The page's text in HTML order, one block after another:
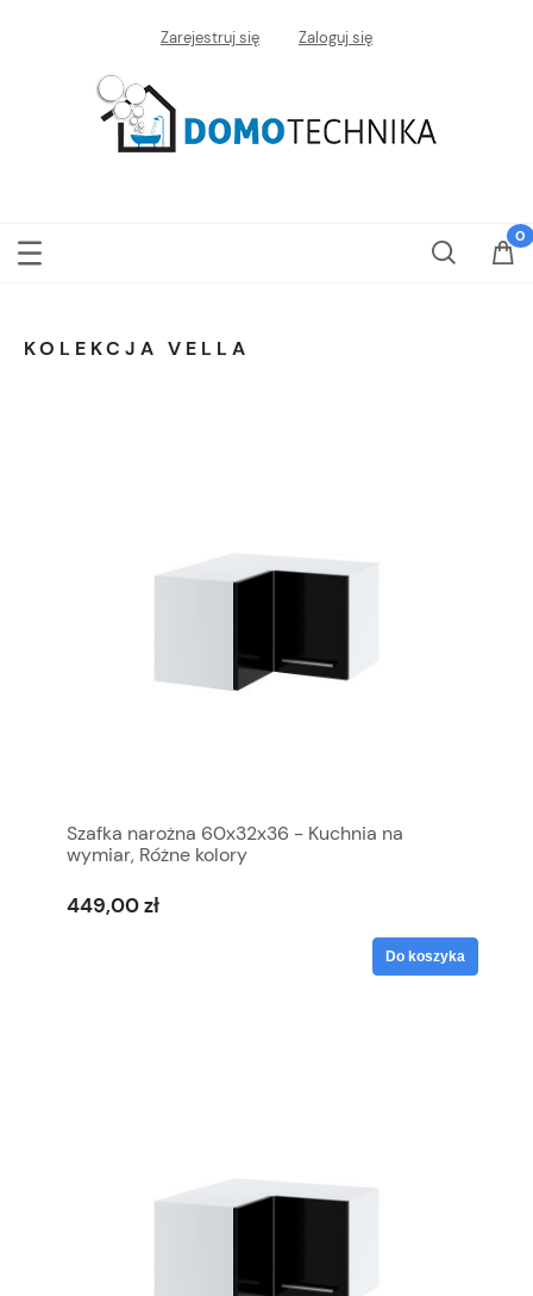
Zarejestruj się Zaloguj się
KOLEKCJA VELLA
Szafka narożna 60x32x36 - Kuchnia na
wymiar, Różne kolory
449,00 zł
Do koszyka